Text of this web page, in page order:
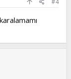
#4